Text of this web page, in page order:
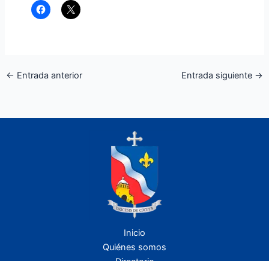
← Entrada anterior Entrada siguiente →
Inicio
Quiénes somos